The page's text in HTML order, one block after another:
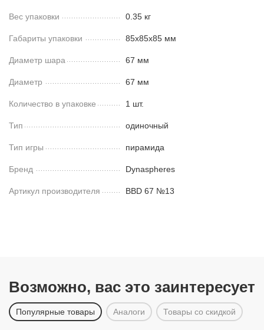
Вес упаковки 0.35 кг
Габариты упаковки 85х85х85 мм
Диаметр шара 67 мм
Диаметр 67 мм
Количество в упаковке 1 шт.
Тип одиночный
Тип игры пирамида
Бренд Dynaspheres
Артикул производителя BBD 67 №13
Возможно, вас это заинтересует
Популярные товары Аналоги Товары со скидкой